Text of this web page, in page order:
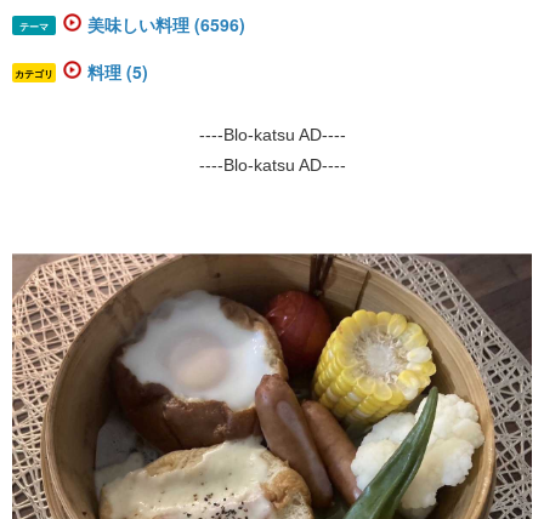
テーマ 美味しい料理 (6596)
カテゴリ 料理 (5)
----Blo-katsu AD----
----Blo-katsu AD----